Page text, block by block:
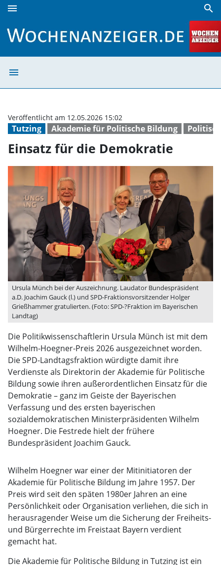
menu search
menu
Tutzing Akademie für Politische Bildung
Veröffentlicht am 12.05.2026 15:02
Einsatz für die Demokratie
Ursula Münch bei der Auszeichnung. Laudator Bundespräsident
a.D. Joachim Gauck (l.) und SPD-Fraktionsvorsitzender Holger
Grießhammer gratulierten. (Foto: SPD-?Fraktion im Bayerischen
Landtag)
Die Politikwissenschaftlerin Ursula Münch ist mit dem
Wilhelm-Hoegner-Preis 2026 ausgezeichnet worden.
Die SPD-Landtagsfraktion würdigte damit ihre
Verdienste als Direktorin der Akademie für Politische
Bildung sowie ihren außerordentlichen Einsatz für die
Demokratie – ganz im Geiste der Bayerischen
Verfassung und des ersten bayerischen
sozialdemokratischen Ministerpräsidenten Wilhelm
Hoegner. Die Festrede hielt der frühere
Bundespräsident Joachim Gauck.
Wilhelm Hoegner war einer der Mitinitiatoren der
Akademie für Politische Bildung im Jahre 1957. Der
Preis wird seit den späten 1980er Jahren an eine
Persönlichkeit oder Organisation verliehen, die sich in
herausragender Weise um die Sicherung der Freiheits-
und Bürgerrechte im Freistaat Bayern verdient
gemacht hat.
Die Akademie für Politische Bildung in Tutzing ist ein